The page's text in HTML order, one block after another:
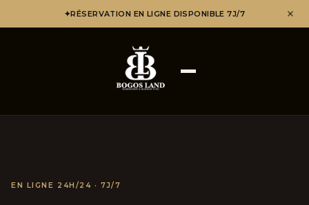
✦RÉSERVATION EN LIGNE DISPONIBLE 7J/7
EN LIGNE 24H/24 · 7J/7